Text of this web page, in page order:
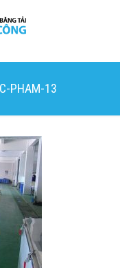
PHAM-13